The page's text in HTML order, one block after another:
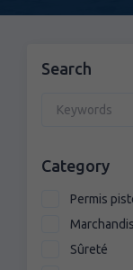
Search
Category
Permis
Sûreté